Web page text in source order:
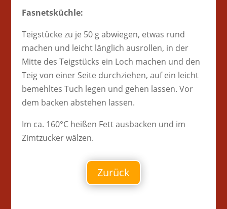
Fasnetsküchle:
Teigstücke zu je 50 g abwiegen, etwas rund
machen und leicht länglich ausrollen, in der
Mitte des Teigstücks ein Loch machen und den
Teig von einer Seite durchziehen, auf ein leicht
bemehltes Tuch legen und gehen lassen. Vor
dem backen abstehen lassen.
Im ca. 160°C heißen Fett ausbacken und im
Zimtzucker wälzen.
Zurück